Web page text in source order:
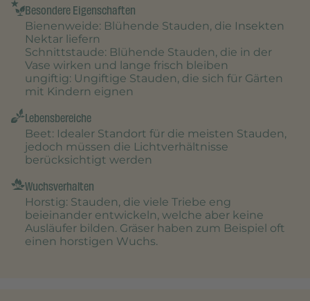
Besondere Eigenschaften
Bienenweide: Blühende Stauden, die Insekten
Nektar liefern
Schnittstaude: Blühende Stauden, die in der
Vase wirken und lange frisch bleiben
ungiftig: Ungiftige Stauden, die sich für Gärten
mit Kindern eignen
Lebensbereiche
Beet: Idealer Standort für die meisten Stauden,
jedoch müssen die Lichtverhältnisse
berücksichtigt werden
Wuchsverhalten
Horstig: Stauden, die viele Triebe eng
beieinander entwickeln, welche aber keine
Ausläufer bilden. Gräser haben zum Beispiel oft
einen horstigen Wuchs.